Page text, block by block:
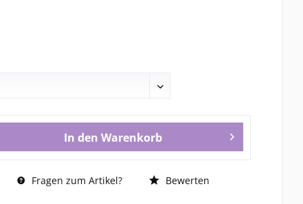
In den Warenkorb
Fragen zum Artikel? Bewerten